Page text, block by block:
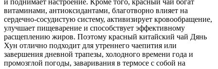
и поднимает настроение. Кроме того, красный чай богат
витаминами, антиоксидантами, благотворно влияет на
сердечно-сосудистую систему, активизирует кровообращение,
улучшает пищеварение и способствует эффективному
расщеплению жиров. Поэтому красный китайский чай Дянь
Хун отлично подходит для утреннего чаепития или
завершения дневной трапезы, холодного времени года и
промозглой погоды, заваривания в термосе с собой на